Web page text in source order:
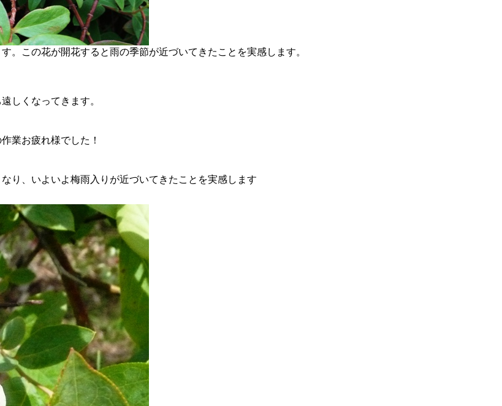
。この花が開花すると雨の季節が近づいてきたことを実感します。
しくなってきます。
業お疲れ様でした！
り、いよいよ梅雨入りが近づいてきたことを実感します